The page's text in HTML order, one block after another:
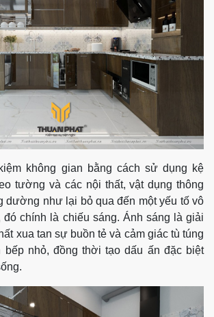
không gian bằng cách sử dụng kệ
tường và các nội thất, vật dụng thông
dường như lại bỏ qua đến một yếu tố vô
đó chính là chiếu sáng. Ánh sáng là giải
xua tan sự buồn tẻ và cảm giác tù túng
bếp nhỏ, đồng thời tạo dấu ấn đặc biệt